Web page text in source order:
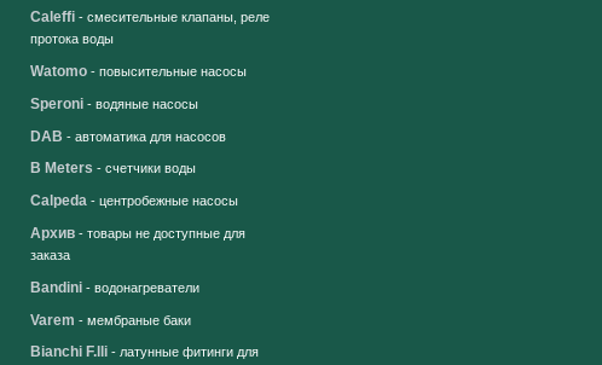
Caleffi - смесительные клапаны, реле
протока воды
Watomo - повысительные насосы
Speroni - водяные насосы
DAB - автоматика для насосов
B Meters - счетчики воды
Calpeda - центробежные насосы
Архив - товары не доступные для
заказа
Bandini - водонагреватели
Varem - мембраные баки
Bianchi F.lli - латунные фитинги для